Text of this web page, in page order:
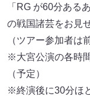
「RG が60分ある
の戦国諸芸をお見
（ツアー参加者は
※大宮公演の各時
（予定）
※終演後に30分ほ